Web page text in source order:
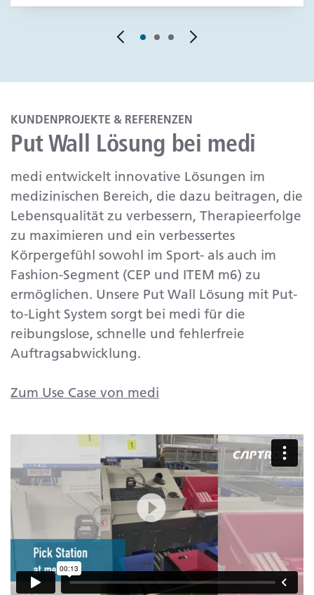
KUNDENPROJEKTE & REFERENZEN
Put Wall Lösung bei medi
medi entwickelt innovative Lösungen im
medizinischen Bereich, die dazu beitragen, die
Lebensqualität zu verbessern, Therapieerfolge
zu maximieren und ein verbessertes
Körpergefühl sowohl im Sport- als auch im
Fashion-Segment (CEP und ITEM m6) zu
ermöglichen. Unsere Put Wall Lösung mit Put-
to-Light System sorgt bei medi für die
reibungslose, schnelle und fehlerfreie
Auftragsabwicklung.
Zum Use Case von medi